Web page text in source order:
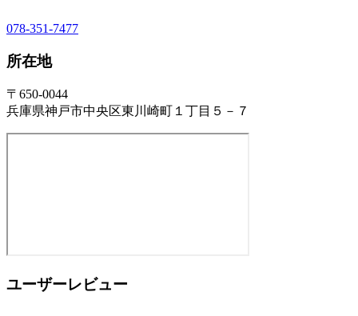
078-351-7477
所在地
〒650-0044
兵庫県神戸市中央区東川崎町１丁目５－７
ユーザーレビュー